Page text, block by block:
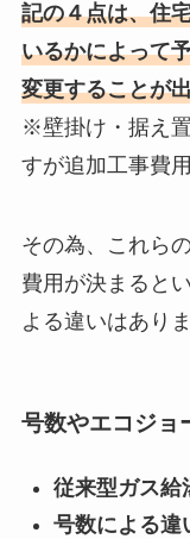
記の４点は、住
いるかによって
変更することが
※壁掛け・据え
すが追加工事費
その為、これら
費用が決まると
よる違いはありま
号数やエコジョ
従来型ガス給
号数による違